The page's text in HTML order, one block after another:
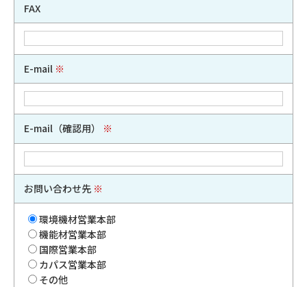
FAX
E-mail ※
E-mail（確認用） ※
お問い合わせ先 ※
環境機材営業本部
機能材営業本部
国際営業本部
カパス営業本部
その他